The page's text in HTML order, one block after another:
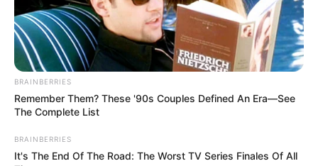
BRAINBERRIES
Remember Them? These '90s Couples Defined An Era—See
The Complete List
BRAINBERRIES
It's The End Of The Road: The Worst TV Series Finales Of All